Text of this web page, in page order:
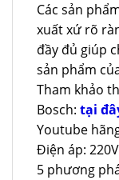
Các sản
xuất xứ rõ
đầy đủ giúp
sản phẩm
Tham khảo
Bosch: tại
Youtube
Điện áp:
5 phương